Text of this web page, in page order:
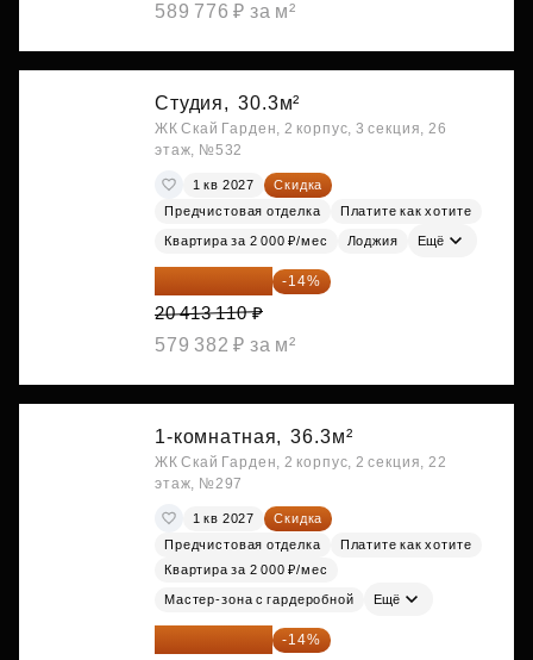
589 776 ₽ за м²
Студия, 30.3м²
ЖК Скай Гарден, 2 корпус, 3 секция, 26
этаж, №532
1 кв 2027
Скидка
Предчистовая отделка
Платите как хотите
Квартира за 2 000 ₽/мес Лоджия Ещё
17 555 275 ₽ -14%
20 413 110 ₽
579 382 ₽ за м²
1-комнатная, 36.3м²
ЖК Скай Гарден, 2 корпус, 2 секция, 22
этаж, №297
1 кв 2027
Скидка
Предчистовая отделка
Платите как хотите
Квартира за 2 000 ₽/мес
Мастер-зона с гардеробной Ещё
18 559 101 ₽ -14%